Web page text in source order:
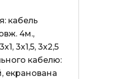
кабель
4м.,
3х1,5, 3х2,5
кабелю:
екранована